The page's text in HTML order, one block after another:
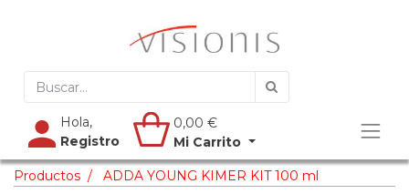
Hola,
Registro
0,00 €
Mi Carrito
Productos ADDA YOUNG KIMER KIT 100 ml